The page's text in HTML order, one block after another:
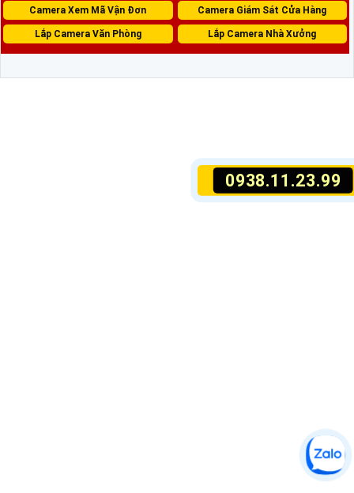
0938.11.23.99
Camera Xem Mã Vận Đơn Camera Giám Sát Cửa Hàng
Lắp Camera Văn Phòng Lắp Camera Nhà Xưởng